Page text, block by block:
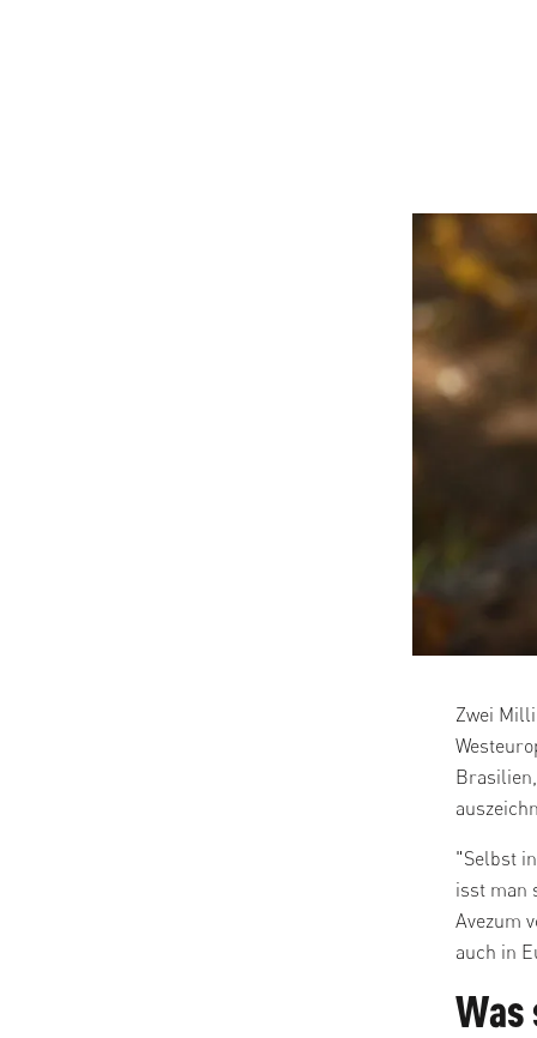
Zwei
"Selbst
isst man
Avezum
auch in
Was